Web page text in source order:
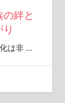
絆と
は非 …